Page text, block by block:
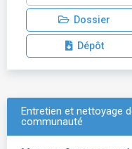
Dossier
Dépôt
Entretien et nettoyage
communauté